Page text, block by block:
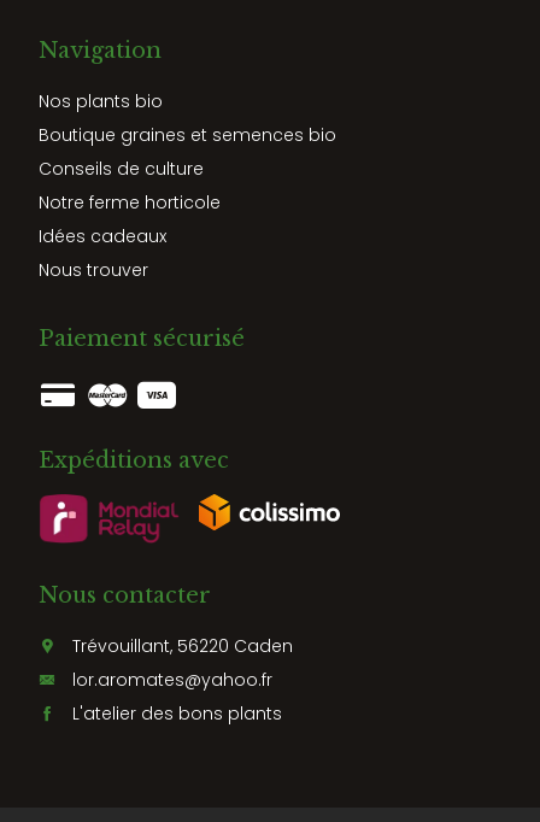
Navigation
Nos plants bio
Boutique graines et semences bio
Conseils de culture
Notre ferme horticole
Idées cadeaux
Nous trouver
Paiement sécurisé
Expéditions avec
Nous contacter
Trévouillant, 56220 Caden
lor.aromates@yahoo.fr
L'atelier des bons plants